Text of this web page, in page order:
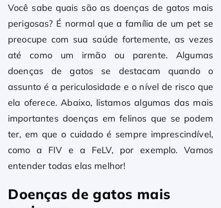
Você sabe quais são as doenças de gatos mais
perigosas? É normal que a família de um pet se
preocupe com sua saúde fortemente, as vezes
até como um irmão ou parente. Algumas
doenças de gatos se destacam quando o
assunto é a periculosidade e o nível de risco que
ela oferece. Abaixo, listamos algumas das mais
importantes doenças em felinos que se podem
ter, em que o cuidado é sempre imprescindível,
como a FIV e a FeLV, por exemplo. Vamos
entender todas elas melhor!
Doenças de gatos mais